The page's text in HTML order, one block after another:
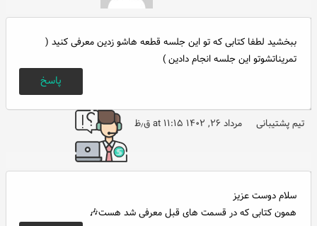
ببخشید لطفا کتابی که تو این جلسه قطعه هاشو زدین معرفی کنید (
تمریناتشوتو این جلسه انجام دادین )
پاسخ
تیم پشتیبانی مرداد ۲۶, ۱۴۰۲ at ۱۱:۱۵ ق٫ظ
سلام دوست عزیز
همون کتابی که در قسمت های قبل معرفی شد هست🎶